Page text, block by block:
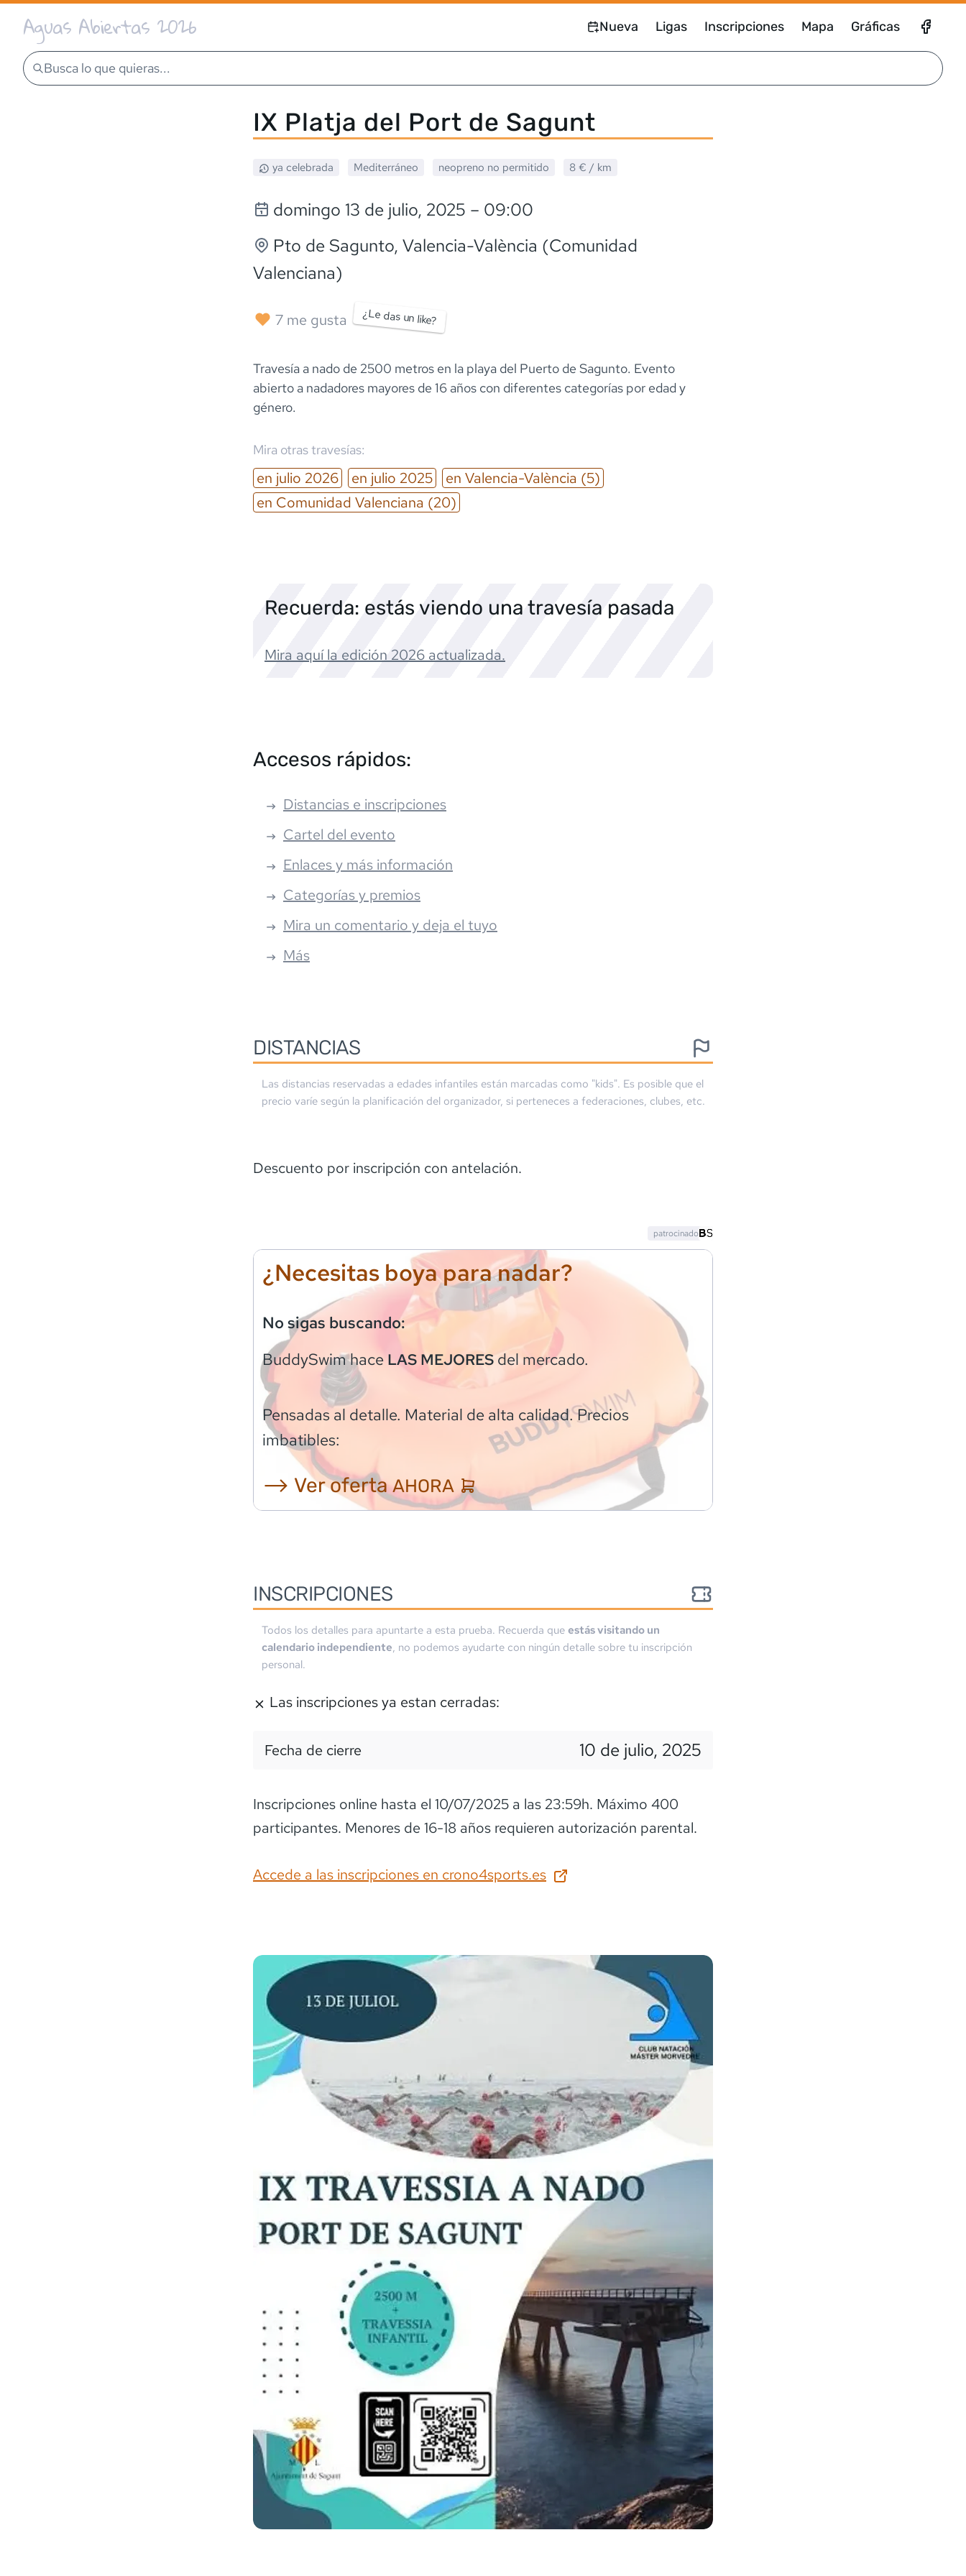
Aguas Abiertas 2026 Nueva Ligas Inscripciones Mapa Gráficas
Busca lo que quieras...
IX Platja del Port de Sagunt
ya celebrada Mediterráneo neopreno no permitido 8 € / km
domingo 13 de julio, 2025 – 09:00
Pto de Sagunto, Valencia-València (Comunidad
Valenciana)
7 me gusta ¿Le das un like?
Travesía a nado de 2500 metros en la playa del Puerto de Sagunto. Evento
abierto a nadadores mayores de 16 años con diferentes categorías por edad y
género.
Mira otras travesías:
en julio 2026 en julio 2025 en Valencia-València (5)
en Comunidad Valenciana (20)
Recuerda: estás viendo una travesía pasada
Mira aquí la edición 2026 actualizada.
Accesos rápidos:
Distancias e inscripciones
Cartel del evento
Enlaces y más información
Categorías y premios
Mira un comentario y deja el tuyo
Más
DISTANCIAS
Las distancias reservadas a edades infantiles están marcadas como "kids". Es posible que el
precio varíe según la planificación del organizador, si perteneces a federaciones, clubes, etc.
Descuento por inscripción con antelación.
¿Necesitas boya para nadar?
No sigas buscando:
BuddySwimhaceLAS MEJORESdel mercado.
Pensadas al detalle. Material de alta calidad. Precios
imbatibles:
⟶ Ver ofertaAHORA
patrocinado
INSCRIPCIONES
Todos los detalles para apuntarte a esta prueba. Recuerda que estás visitando un
calendario independiente, no podemos ayudarte con ningún detalle sobre tu inscripción
personal.
Las inscripciones ya estan cerradas:
Fecha de cierre 10 de julio, 2025
Inscripciones online hasta el 10/07/2025 a las 23:59h. Máximo 400
participantes. Menores de 16-18 años requieren autorización parental.
Accede a las inscripciones en crono4sports.es